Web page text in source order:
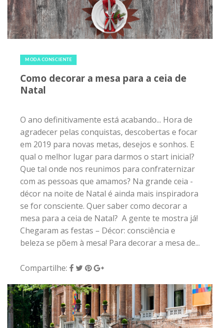
MODA CONSCIENTE
Como decorar a mesa para a ceia de
Natal
O ano definitivamente está acabando... Hora de
agradecer pelas conquistas, descobertas e focar
em 2019 para novas metas, desejos e sonhos. E
qual o melhor lugar para darmos o start inicial?
Que tal onde nos reunimos para confraternizar
com as pessoas que amamos? Na grande ceia -
décor na noite de Natal é ainda mais inspiradora
se for consciente. Quer saber como decorar a
mesa para a ceia de Natal? A gente te mostra já!
Chegaram as festas – Décor: consciência e
beleza se põem à mesa! Para decorar a mesa de...
Compartilhe: